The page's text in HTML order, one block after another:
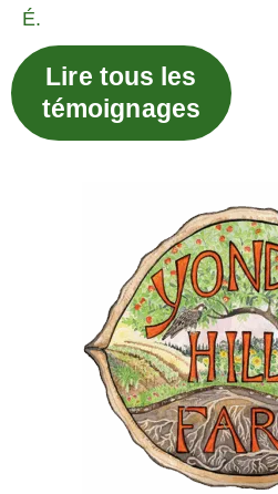
É.
Lire tous les
témoignages